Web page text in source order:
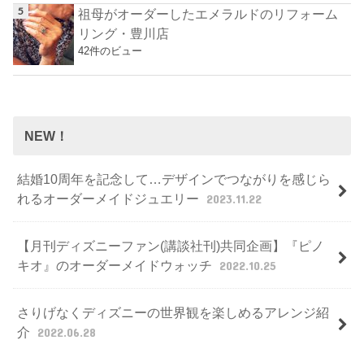
祖母がオーダーしたエメラルドのリフォーム
リング・豊川店
42件のビュー
NEW！
結婚10周年を記念して…デザインでつながりを感じら
れるオーダーメイドジュエリー
2023.11.22
【月刊ディズニーファン(講談社刊)共同企画】『ピノ
キオ』のオーダーメイドウォッチ
2022.10.25
さりげなくディズニーの世界観を楽しめるアレンジ紹
介
2022.06.28